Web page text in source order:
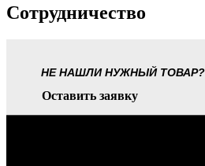
Сотрудничество
НЕ НАШЛИ НУЖНЫЙ
Оставить заявку